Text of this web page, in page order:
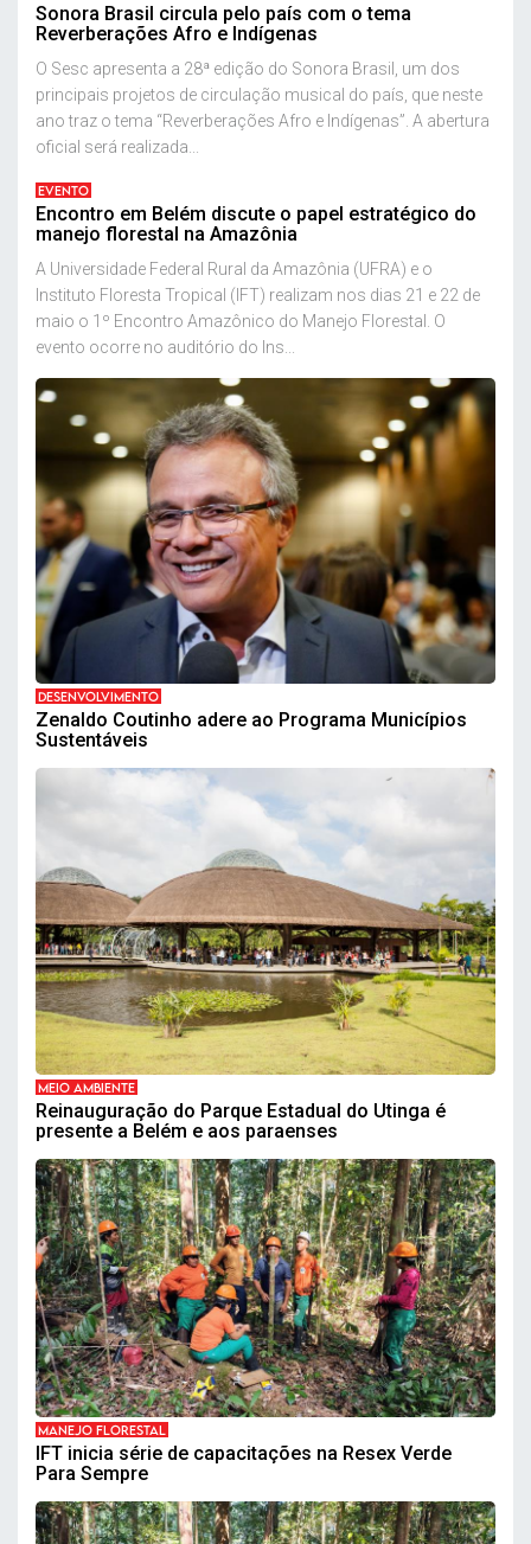
Sonora Brasil circula pelo país com o tema
Reverberações Afro e Indígenas
O Sesc apresenta a 28ª edição do Sonora Brasil, um dos
principais projetos de circulação musical do país, que neste
ano traz o tema “Reverberações Afro e Indígenas”. A abertura
oficial será realizada...
EVENTO
Encontro em Belém discute o papel estratégico do
manejo florestal na Amazônia
A Universidade Federal Rural da Amazônia (UFRA) e o
Instituto Floresta Tropical (IFT) realizam nos dias 21 e 22 de
maio o 1º Encontro Amazônico do Manejo Florestal. O
evento ocorre no auditório do Ins...
DESENVOLVIMENTO
Zenaldo Coutinho adere ao Programa Municípios
Sustentáveis
MEIO AMBIENTE
Reinauguração do Parque Estadual do Utinga é
presente a Belém e aos paraenses
MANEJO FLORESTAL
IFT inicia série de capacitações na Resex Verde
Para Sempre